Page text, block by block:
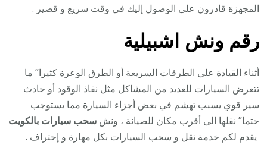
المجهزة قادرون على الوصول إليك في وقت سريع و قصير .
رقمونش اشبيلية
أثناء القيادة على الطرقات السريعة أو الطرق الوعرة كثيرا” ما
تتعرض السيارات للعديد من المشاكل مثل نفاذ الوقود أو حادث
سير قوي يسبب تهشم في بعض أجزاء السيارة مما يستوجب
حتما” نقلها الى أقرب مكان للصيانة ، ونشسحب سيارات بالكويت
يقدم لكم خدمة نقل و سحب السيارات بكل مهارة و إحتراف .